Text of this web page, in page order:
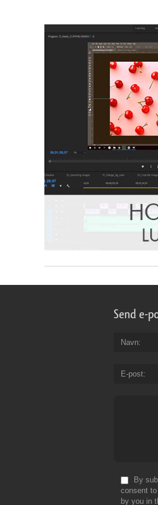
Send e-
Navn
E-post
By
consent
by you in